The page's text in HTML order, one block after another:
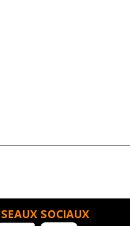
SOCIAUX